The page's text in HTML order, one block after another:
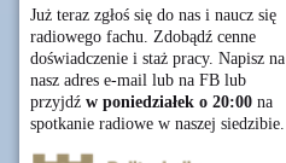
Już teraz zgłoś się do nas i naucz się
radiowego fachu. Zdobądź cenne
doświadczenie i staż pracy. Napisz na
nasz adres e-mail lub na FB lub
przyjdź w poniedziałek o 20:00 na
spotkanie radiowe w naszej siedzibie.